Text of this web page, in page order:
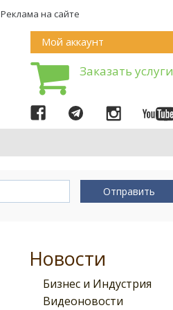
Реклама на сайте
Мой аккаунт
Заказать услуги
Отправить
Новости
Бизнес и Индустрия
Видеоновости